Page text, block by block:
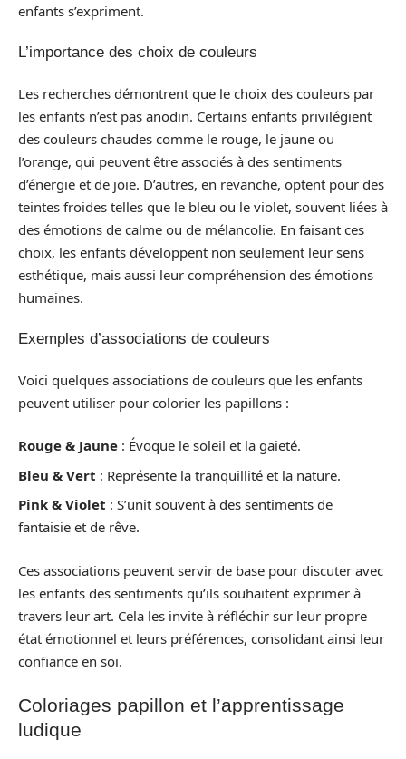
enfants s’expriment.
L’importance des choix de couleurs
Les recherches démontrent que le choix des couleurs par
les enfants n’est pas anodin. Certains enfants privilégient
des couleurs chaudes comme le rouge, le jaune ou
l’orange, qui peuvent être associés à des sentiments
d’énergie et de joie. D’autres, en revanche, optent pour des
teintes froides telles que le bleu ou le violet, souvent liées à
des émotions de calme ou de mélancolie. En faisant ces
choix, les enfants développent non seulement leur sens
esthétique, mais aussi leur compréhension des émotions
humaines.
Exemples d’associations de couleurs
Voici quelques associations de couleurs que les enfants
peuvent utiliser pour colorier les papillons :
Rouge & Jaune : Évoque le soleil et la gaieté.
Bleu & Vert : Représente la tranquillité et la nature.
Pink & Violet : S’unit souvent à des sentiments de
fantaisie et de rêve.
Ces associations peuvent servir de base pour discuter avec
les enfants des sentiments qu’ils souhaitent exprimer à
travers leur art. Cela les invite à réfléchir sur leur propre
état émotionnel et leurs préférences, consolidant ainsi leur
confiance en soi.
Coloriages papillon et l’apprentissage
ludique